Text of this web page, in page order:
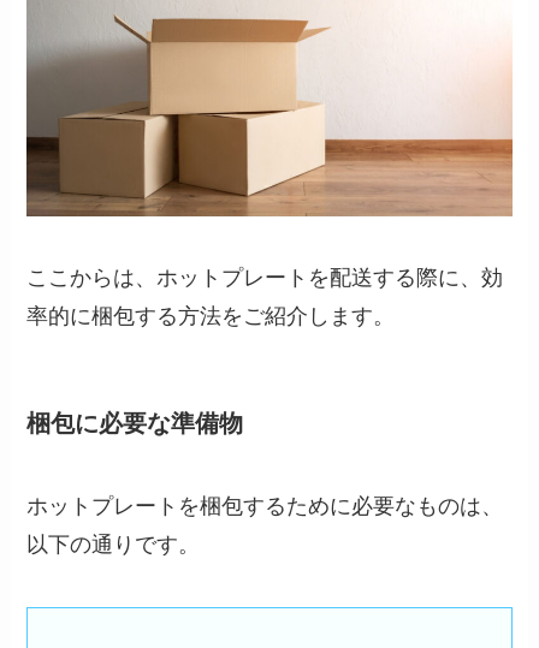
ここからは、ホットプレートを配送する際に、効
率的に梱包する方法をご紹介します。
梱包に必要な準備物
ホットプレートを梱包するために必要なものは、
以下の通りです。